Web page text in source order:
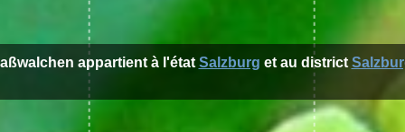
appartient à l'état Salzburg et au district